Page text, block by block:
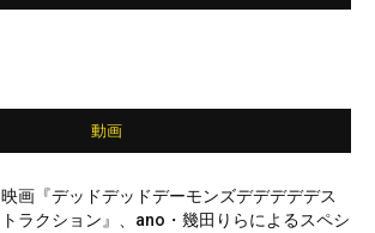
動画
映画『デッドデッドデーモンズデデデデデス
トラクション』、ano・幾田りらによるスペシ